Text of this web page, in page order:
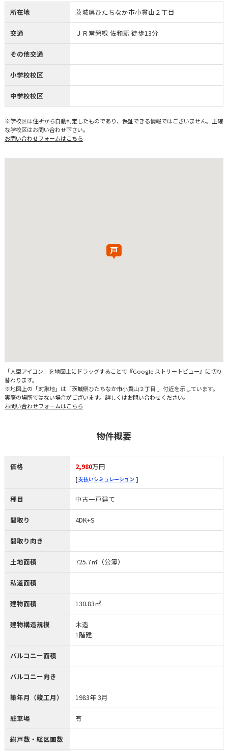
所在地 茨城県ひたちなか市小貫山２丁目
交通 ＪＲ常磐線 佐和駅 徒歩13分
その他交通
小学校校区
中学校校区
※学校区は住所から自動判定したものであり、保証できる情報ではございません。正確
な学校区はお問い合わせ下さい。
お問い合わせフォームはこちら
「人型アイコン」を地図上にドラッグすることで『Google ストリートビュー』に切り
替わります。
※地図上の「対象地」は「茨城県ひたちなか市小貫山２丁目 」付近を示しています。
実際の場所ではない場合がございます。詳しくはお問い合わせください。
お問い合わせフォームはこちら
物件概要
価格 2,980万円
支払いシミュレーション
種目 中古一戸建て
間取り 4DK+S
間取り向き
土地面積 725.7㎡（公簿）
私道面積
建物面積 130.83㎡
建物構造規模
木造
1階建
バルコニー面積
バルコニー向き
築年月（竣工月） 1983年 3月
駐車場 有
総戸数・総区画数